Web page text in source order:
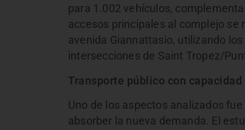
para 1.002 vehículos,
accesos principales al complejo se
avenida Giannattasio, utilizando
intersecciones de Saint Tropez/
Transporte público con
Uno de los aspectos analizados
absorber la nueva demanda. El